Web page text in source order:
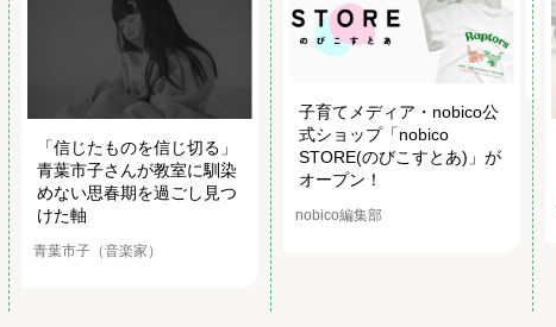
「信じたものを信じ切る」
青葉市子さんが教室に馴染
めない思春期を過ごし見つ
けた軸
青葉市子（音楽家）
子育てメディア・nobico公
式ショップ「nobico
STORE(のびこすとあ)」が
オープン！
nobico編集部